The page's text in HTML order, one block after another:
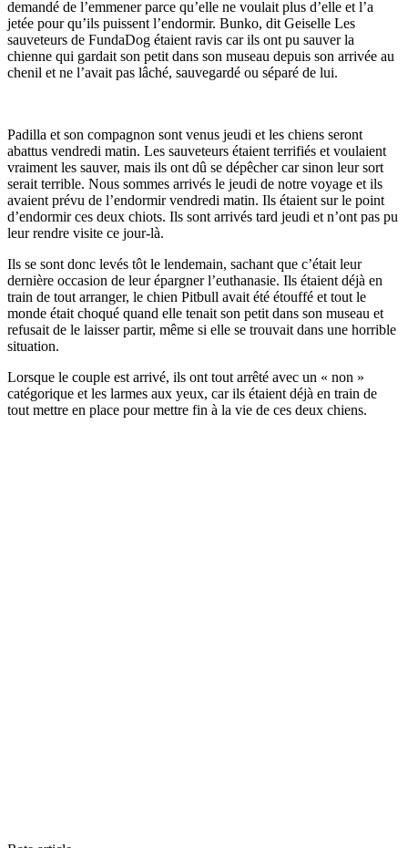
demandé de l’emmener parce qu’elle ne voulait plus d’elle et l’a
jetée pour qu’ils puissent l’endormir. Bunko, dit Geiselle Les
sauveteurs de FundaDog étaient ravis car ils ont pu sauver la
chienne qui gardait son petit dans son museau depuis son arrivée au
chenil et ne l’avait pas lâché, sauvegardé ou séparé de lui.
Padilla et son compagnon sont venus jeudi et les chiens seront
abattus vendredi matin. Les sauveteurs étaient terrifiés et voulaient
vraiment les sauver, mais ils ont dû se dépêcher car sinon leur sort
serait terrible. Nous sommes arrivés le jeudi de notre voyage et ils
avaient prévu de l’endormir vendredi matin. Ils étaient sur le point
d’endormir ces deux chiots. Ils sont arrivés tard jeudi et n’ont pas pu
leur rendre visite ce jour-là.
Ils se sont donc levés tôt le lendemain, sachant que c’était leur
dernière occasion de leur épargner l’euthanasie. Ils étaient déjà en
train de tout arranger, le chien Pitbull avait été étouffé et tout le
monde était choqué quand elle tenait son petit dans son museau et
refusait de le laisser partir, même si elle se trouvait dans une horrible
situation.
Lorsque le couple est arrivé, ils ont tout arrêté avec un « non »
catégorique et les larmes aux yeux, car ils étaient déjà en train de
tout mettre en place pour mettre fin à la vie de ces deux chiens.